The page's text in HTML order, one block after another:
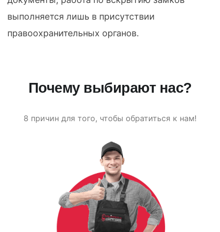
выполняется лишь в присутствии
правоохранительных органов.
Почему выбирают нас?
8 причин для того, чтобы обратиться к нам!